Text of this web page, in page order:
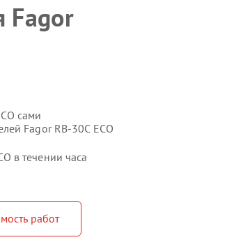
Fagor
сами
Fagor RB-30C ECO
в течении часа
работ